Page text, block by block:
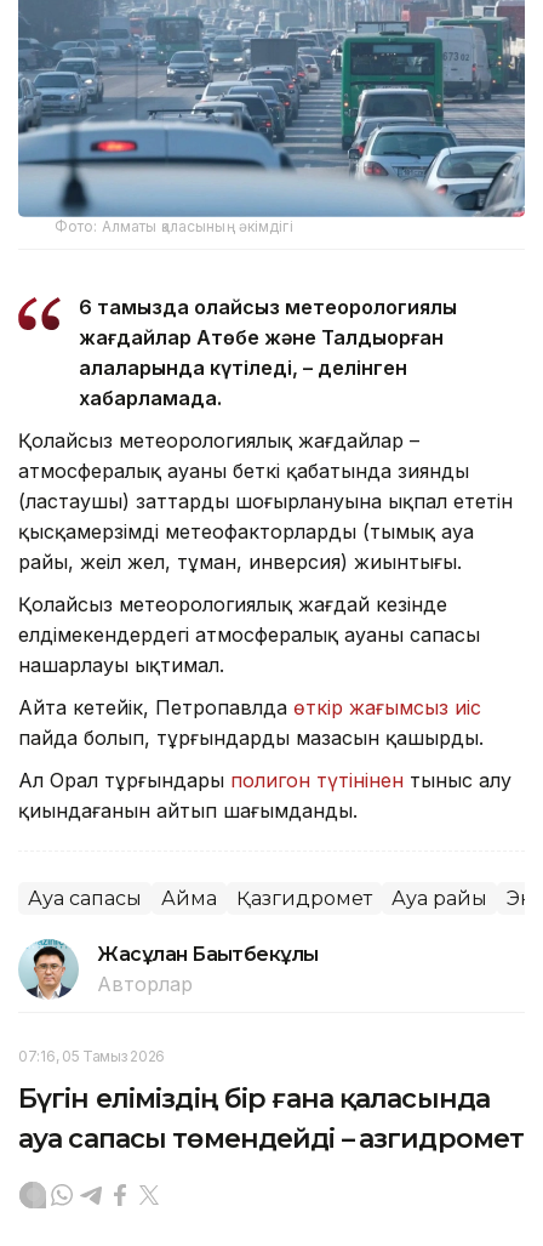
Фото: Алматы қаласының әкімдігі
6 тамызда қолайсыз метеорологиялық
жағдайлар Ақтөбе және Талдықорған
қалаларында күтіледі, – делінген
хабарламада.
Қолайсыз метеорологиялық жағдайлар –
атмосфералық ауаның беткі қабатында зиянды
(ластаушы) заттардың шоғырлануына ықпал ететін
қысқамерзімді метеофакторлардың (тымық ауа
райы, жеңіл жел, тұман, инверсия) жиынтығы.
Қолайсыз метеорологиялық жағдай кезінде
елдімекендердегі атмосфералық ауаның сапасы
нашарлауы ықтимал.
Айта кетейік, Петропавлда өткір жағымсыз иіс
пайда болып, тұрғындардың мазасын қашырды.
Ал Орал тұрғындары полигон түтінінен тыныс алу
қиындағанын айтып шағымданды.
Ауа сапасы Аймақ Қазгидромет Ауа райы
Жасұлан Бақытбекұлы
Авторлар
07:16, 05 Тамыз 2026
Бүгін еліміздің бір ғана қаласында
ауа сапасы төмендейді – Қазгидромет